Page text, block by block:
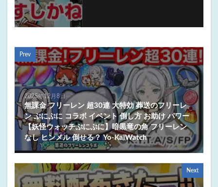
Prev
2025年12月8日
無課金 フリーレン 超30連 大特効 葬送のフリーレ
ン ぷにぷに コラボ イベント 倒し方 お助け パワー
【妖怪ウォッチぷにぷに】暗黒竜の角 フリーレン
なし ヒンメル 倒せる？ Yo-KaiWatch
Next